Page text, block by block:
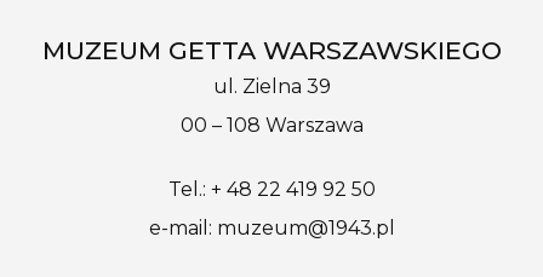
MUZEUM GETTA WARSZAWSKIEGO
ul. Zielna 39
00 – 108 Warszawa
Tel.: + 48 22 419 92 50
e-mail: muzeum@1943.pl